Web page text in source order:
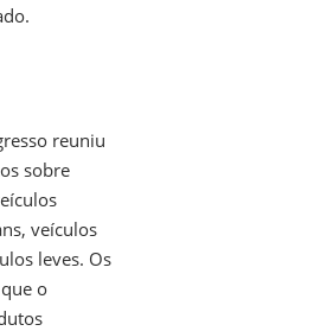
reuniu
sobre
veículos
leves. Os
o